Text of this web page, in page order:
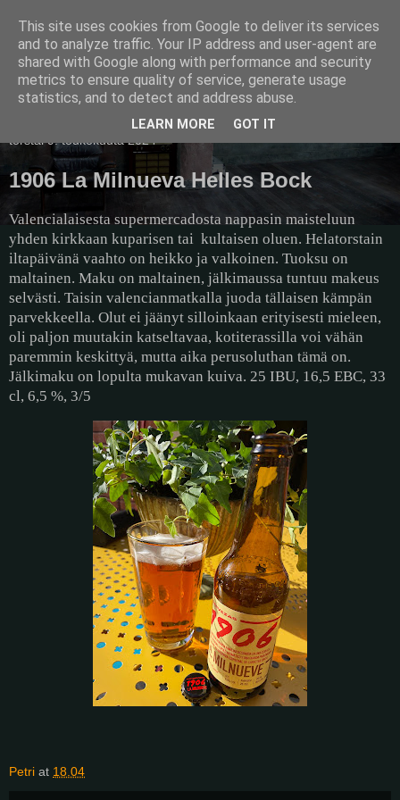
Pullollinen
torstai 9. toukokuuta 2024
1906 La Milnueva Helles Bock
Valencialaisesta supermercadosta nappasin maisteluun
yhden kirkkaan kuparisen tai kultaisen oluen. Helatorstain
iltapäivänä vaahto on heikko ja valkoinen. Tuoksu on
maltainen. Maku on maltainen, jälkimaussa tuntuu makeus
selvästi. Taisin valencianmatkalla juoda tällaisen kämpän
parvekkeella. Olut ei jäänyt silloinkaan erityisesti mieleen,
oli paljon muutakin katseltavaa, kotiterassilla voi vähän
paremmin keskittyä, mutta aika perusoluthan tämä on.
Jälkimaku on lopulta mukavan kuiva. 25 IBU, 16,5 EBC, 33
cl, 6,5 %, 3/5
Petri at 18.04
This site uses cookies from Google to deliver its services
and to analyze traffic. Your IP address and user-agent are
shared with Google along with performance and security
metrics to ensure quality of service, generate usage
statistics, and to detect and address abuse.
LEARN MORE GOT IT